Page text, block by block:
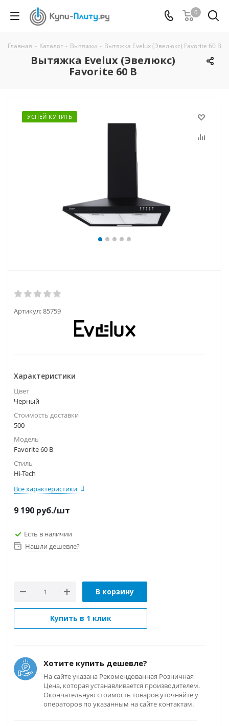
0
Главная - Каталог - Вытяжки - Вытяжка Evelux (Эвелюкс) Favorite 60 B
Вытяжка Evelux (Эвелюкс)
Favorite 60 B
УСПЕЙ КУПИТЬ
Артикул:85759
Характеристики
Цвет
Черный
Стоимость доставки
500
Модель
Favorite 60 B
Стиль
Hi-Tech
Все характеристики
9 190 руб./шт
Есть в наличии
Нашли дешевле?
В корзину
Купить в 1 клик
Хотите купить дешевле?
На сайте указана Рекомендованная Розничная
Цена, которая устанавливается производителем.
Окончательную стоимость товаров уточняйте у
операторов по указанным на сайте контактам.